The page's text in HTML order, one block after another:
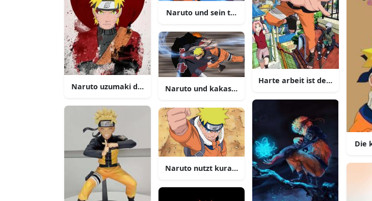
Naruto uzumaki der wille des feuers
Naruto und sein team von ninjas kämpfen gegen
Naruto und kakashi verbünden sich gegen die ninjas
Naruto nutzt kuramas chakra
Harte arbeit ist der weg zum
Die